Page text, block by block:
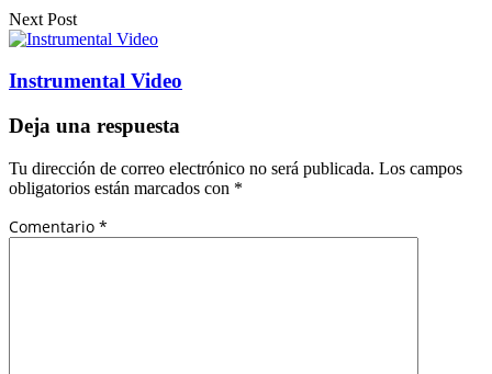
Next Post
Instrumental Video
Deja una respuesta
Tu dirección de correo electrónico no será publicada. Los campos
obligatorios están marcados con *
Comentario *